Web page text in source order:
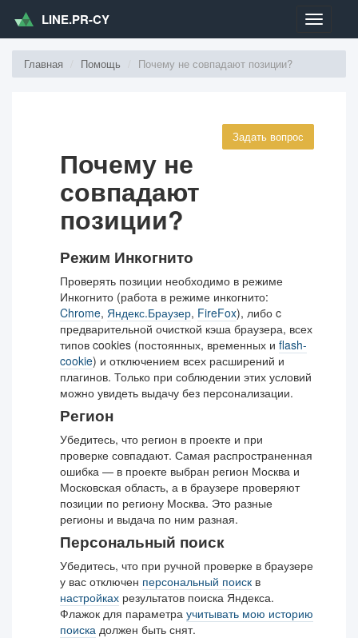
Меню
LINE.PR-CY
Главная Помощь Почему не совпадают позиции?
Задать вопрос
Почему не
совпадают
позиции?
Режим Инкогнито
Проверять позиции необходимо в режиме
Инкогнито (работа в режиме инкогнито:
Chrome, Яндекс.Браузер, FireFox), либо c
предварительной очисткой кэша браузера, всех
типов cookies (постоянных, временных и flash-
cookie) и отключением всех расширений и
плагинов. Только при соблюдении этих условий
можно увидеть выдачу без персонализации.
Регион
Убедитесь, что регион в проекте и при
проверке совпадают. Самая распространенная
ошибка — в проекте выбран регион Москва и
Московская область, а в браузере проверяют
позиции по региону Москва. Это разные
регионы и выдача по ним разная.
Персональный поиск
Убедитесь, что при ручной проверке в браузере
у вас отключен персональный поиск в
настройках результатов поиска Яндекса.
Флажок для параметра учитывать мою историю
поиска должен быть снят.